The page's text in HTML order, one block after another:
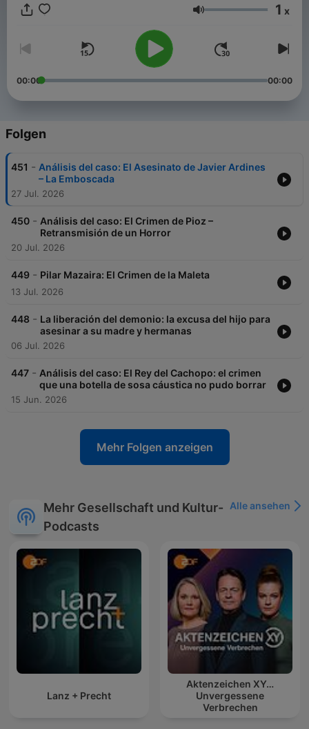
de JPPRO Barcelona SL y están protegidos por los derechos
de Propiedad Intelectual e Industrial. El usuario únicamente
tiene derecho a un uso privado de los mismos, sin ánimo de
lucro, y necesita autorización expresa para modificarlos,
reproducirlos, explotarlos, distribuirlos o ejercer cualquier
derecho perteneciente a su titular.
Lautstärke 1 x
00:00 00:00
Folgen
451 - Análisis del caso: El Asesinato de Javier Ardines
– La Emboscada
27 Jul. 2026
450 - Análisis del caso: El Crimen de Pioz –
Retransmisión de un Horror
20 Jul. 2026
449 - Pilar Mazaira: El Crimen de la Maleta
13 Jul. 2026
448 - La liberación del demonio: la excusa del hijo para
asesinar a su madre y hermanas
06 Jul. 2026
447 - Análisis del caso: El Rey del Cachopo: el crimen
que una botella de sosa cáustica no pudo borrar
15 Jun. 2026
Mehr Folgen anzeigen
Mehr Gesellschaft und Kultur-
Podcasts
Alle ansehen
Lanz + Precht
Aktenzeichen XY…
Unvergessene
Verbrechen